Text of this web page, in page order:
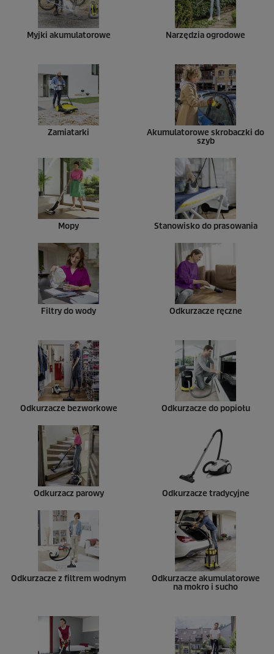
Myjki akumulatorowe Narzędzia ogrodowe
Zamiatarki
Akumulatorowe skrobaczki do
szyb
Mopy Stanowisko do prasowania
Filtry do wody Odkurzacze ręczne
Odkurzacze bezworkowe Odkurzacze do popiołu
Odkurzacz parowy Odkurzacze tradycyjne
Odkurzacze z filtrem wodnym
Odkurzacze akumulatorowe
na mokro i sucho